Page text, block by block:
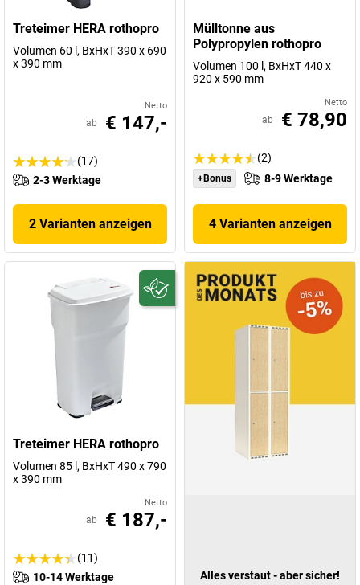
Treteimer HERA rothopro
Volumen 60 l, BxHxT 390 x 690
x 390 mm
Netto
ab € 147,-
(17)
2-3 Werktage
2 Varianten anzeigen
Mülltonne aus
Polypropylen rothopro
Volumen 100 l, BxHxT 440 x
920 x 590 mm
Netto
ab € 78,90
(2)
+Bonus 8-9 Werktage
4 Varianten anzeigen
Treteimer HERA rothopro
Volumen 85 l, BxHxT 490 x 790
x 390 mm
Netto
ab € 187,-
(11)
10-14 Werktage
Alles verstaut - aber sicher!